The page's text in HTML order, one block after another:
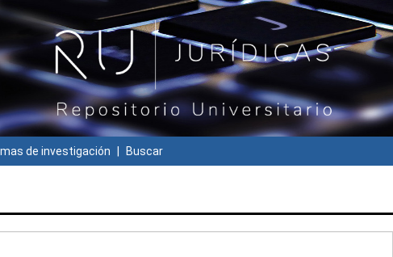
de investigación Buscar